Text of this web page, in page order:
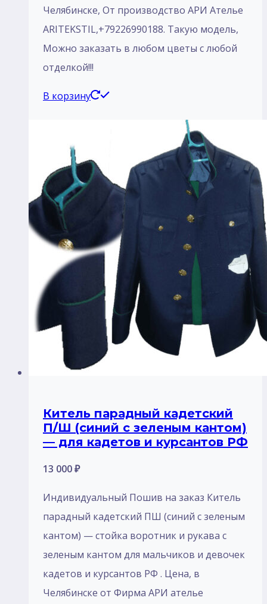
Челябинске, От производство АРИ Ателье
ARITEKSTIL,+79226990188. Такую модель,
Mожно заказать в любом цветы с любой
отделкой!!!
В корзину
Китель парадный кадетский
П/Ш (синий с зеленым кантом)
— для кадетов и курсантов РФ
13 000₽
Индивидуальный Пошив на заказ Китель
парадный кадетский ПШ (синий с зеленым
кантом) — стойка воротник и рукава с
зеленым кантом для мальчиков и девочек
кадетов и курсантов РФ . Цена, в
Челябинске от Фирма АРИ ателье